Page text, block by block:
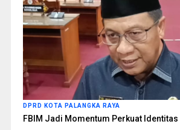
DPRD KOTA PALANGKA RAYA
FBIM Jadi Momentum Perkuat